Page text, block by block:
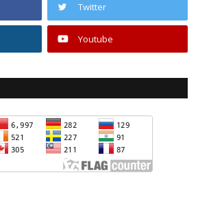
Twitter
Youtube